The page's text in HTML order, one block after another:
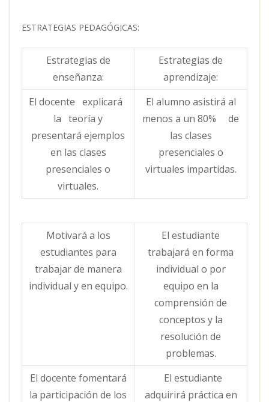
ESTRATEGIAS PEDAGÓGICAS:
Estrategias de
enseñanza:
Estrategias de
aprendizaje:
El docente explicará
la teoría y
presentará ejemplos
en las clases
presenciales o
virtuales.
El alumno asistirá al
menos a un 80% de
las clases
presenciales o
virtuales impartidas.
Motivará a los
estudiantes para
trabajar de manera
individual y en equipo.
El estudiante
trabajará en forma
individual o por
equipo en la
comprensión de
conceptos y la
resolución de
problemas.
El docente fomentará
la participación de los
El estudiante
adquirirá práctica en